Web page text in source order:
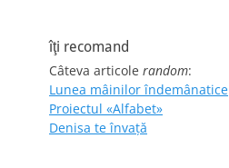
îţi recomand
Câteva articole random:
Lunea mâinilor îndemânatice
Proiectul «Alfabet»
Denisa te învaţă